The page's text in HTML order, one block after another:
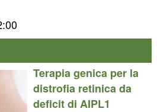
Terapia genica per la
distrofia retinica da
deficit di AIPL1